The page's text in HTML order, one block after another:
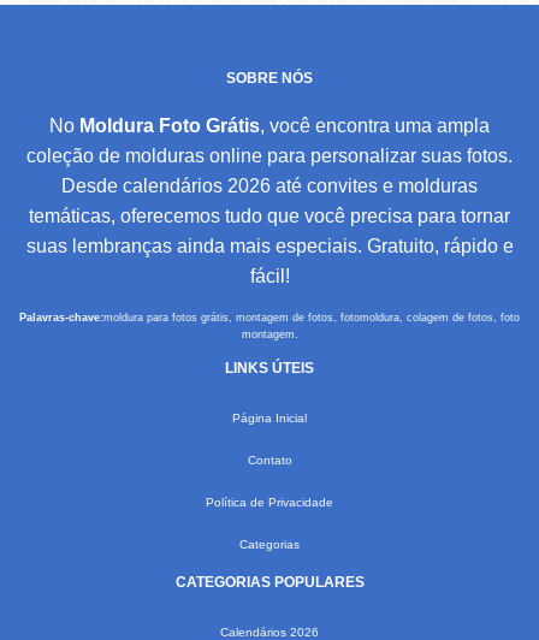
SOBRE NÓS
No Moldura Foto Grátis, você encontra uma ampla
coleção de molduras online para personalizar suas fotos.
Desde calendários 2026 até convites e molduras
temáticas, oferecemos tudo que você precisa para tornar
suas lembranças ainda mais especiais. Gratuito, rápido e
fácil!
Palavras-chave:moldura para fotos grátis, montagem de fotos, fotomoldura, colagem de fotos, foto
montagem.
LINKS ÚTEIS
Página Inicial
Contato
Política de Privacidade
Categorias
CATEGORIAS POPULARES
Calendários 2026